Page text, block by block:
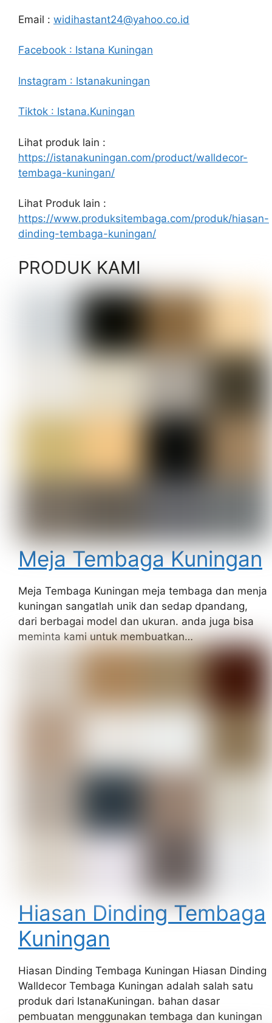
Email : widihastant24@yahoo.co.id
Facebook : Istana Kuningan
Instagram : Istanakuningan
Tiktok : Istana.Kuningan
Lihat produk lain :
https://istanakuningan.com/product/walldecor-
tembaga-kuningan/
Lihat Produk lain :
https://www.produksitembaga.com/produk/hiasan-
dinding-tembaga-kuningan/
PRODUK KAMI
Meja Tembaga Kuningan
Meja Tembaga Kuningan meja tembaga dan menja
kuningan sangatlah unik dan sedap dpandang,
dari berbagai model dan ukuran. anda juga bisa
meminta kami untuk membuatkan…
Hiasan Dinding Tembaga
Kuningan
Hiasan Dinding Tembaga Kuningan Hiasan Dinding
Walldecor Tembaga Kuningan adalah salah satu
produk dari IstanaKuningan. bahan dasar
pembuatan menggunakan tembaga dan kuningan